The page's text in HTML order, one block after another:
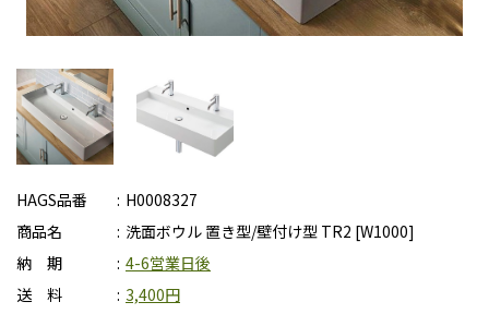
HAGS品番
H0008327
商品名
洗面ボウル 置き型/壁付け型 TR2 [W1000]
納 期
4-6営業日後
送 料
3,400円